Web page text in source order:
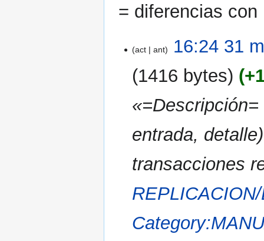
= diferencias
mar act ant
16:24 31
1416 bytes
entrada,
transacciones